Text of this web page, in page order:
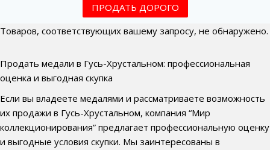
ПРОДАТЬ ДОРОГО
Товаров, соответствующих вашему запросу, не обнаружено.
Продать медали в Гусь-Хрустальном: профессиональная
оценка и выгодная скупка
Если вы владеете медалями и рассматриваете возможность
их продажи в Гусь-Хрустальном, компания “Мир
коллекционирования” предлагает профессиональную оценку
и выгодные условия скупки. Мы заинтересованы в